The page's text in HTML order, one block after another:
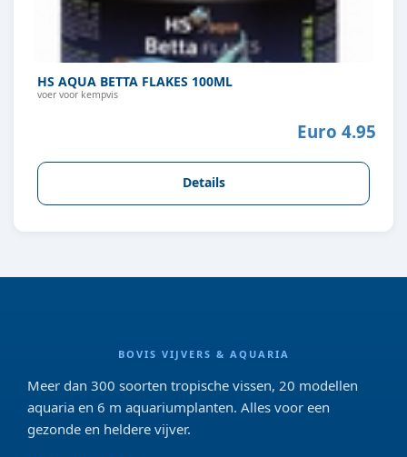
HS AQUA BETTA FLAKES 100ML
voer voor kempvis
Euro 4.95
Details
BOVIS VIJVERS & AQUARIA
Meer dan 300 soorten tropische vissen, 20 modellen
aquaria en 6 m aquariumplanten. Alles voor een
gezonde en heldere vijver.